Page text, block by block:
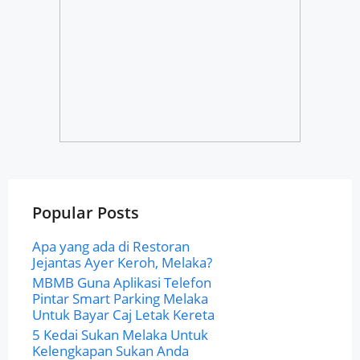
Popular Posts
Apa yang ada di Restoran
Jejantas Ayer Keroh, Melaka?
MBMB Guna Aplikasi Telefon
Pintar Smart Parking Melaka
Untuk Bayar Caj Letak Kereta
5 Kedai Sukan Melaka Untuk
Kelengkapan Sukan Anda